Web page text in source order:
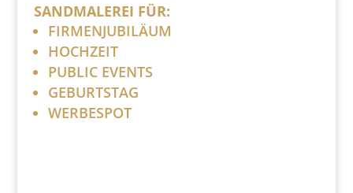
SANDMALEREI FÜR:
FIRMENJUBILÄUM
HOCHZEIT
PUBLIC EVENTS
GEBURTSTAG
WERBESPOT